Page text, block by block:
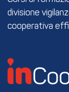
divisione
cooperativa